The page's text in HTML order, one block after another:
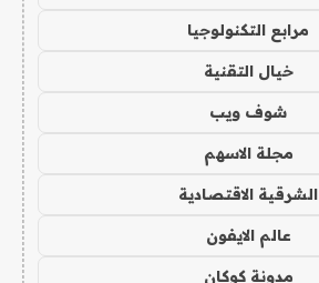
مرابع التكنولوجيا
خيال التقنية
شوف ويب
مجلة الاسهم
الشرقية الاقتصادية
عالم الايفون
مدونة كوكان